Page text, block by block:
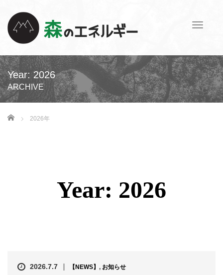
T
g
l
e
n
a
Year: 2026
ARCHIVE
ホーム 2026年
Year: 2026
2026.7.7 【NEWS】 , お知らせ